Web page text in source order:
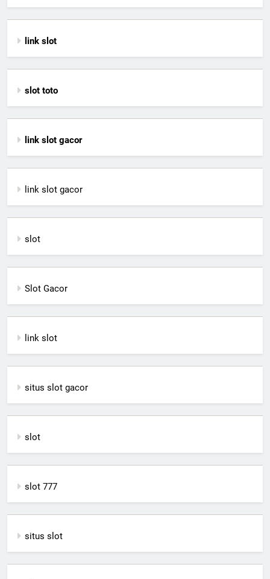
link slot
slot toto
link slot gacor
link slot gacor
slot
Slot Gacor
link slot
situs slot gacor
slot
slot 777
situs slot